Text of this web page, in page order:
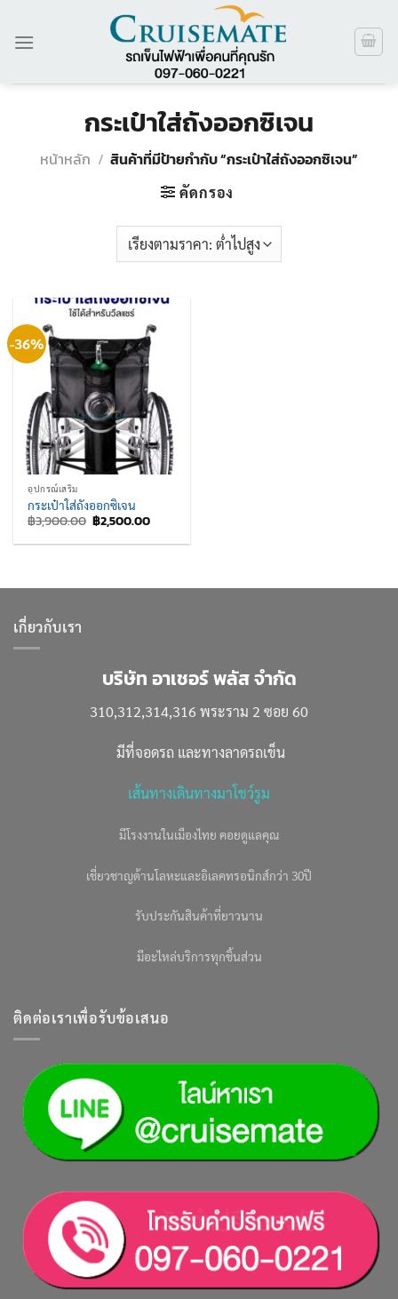
กระเป๋าใส่ถังออกซิเจน
หน้าหลัก / สินค้าที่มีป้ายกำกับ “กระเป๋าใส่ถังออกซิเจน”
คัดกรอง
-36%
อุปกรณ์เสริม
กระเป๋าใส่ถังออกซิเจน
฿3,900.00 Original
price
was:
฿2,500.00Current
is:
เกี่ยวกับเรา
บริษัท อาเชอร์ พลัส จำกัด
310,312,314,316 พระราม 2 ซอย 60
มีที่จอดรถ และทางลาดรถเข็น
เส้นทางเดินทางมาโชว์รูม
มีโรงงานในเมืองไทย คอยดูแลคุณ
เชี่ยวชาญด้านโลหะและอิเลคทรอนิกส์กว่า 30ปี
รับประกันสินค้าที่ยาวนาน
มีอะไหล่บริการทุกชิ้นส่วน
ติดต่อเราเพื่อรับข้อเสนอ